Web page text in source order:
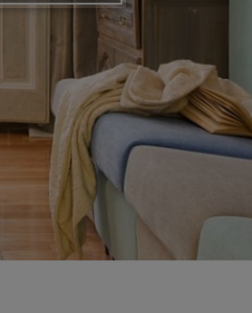
2013
2012
2012
ediciones